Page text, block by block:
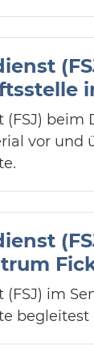
(FSJ) beim
vor und
im